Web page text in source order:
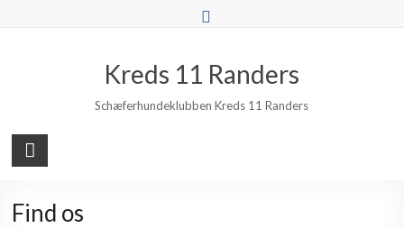
Kreds 11 Randers
Schæferhundeklubben Kreds 11 Randers
Find os